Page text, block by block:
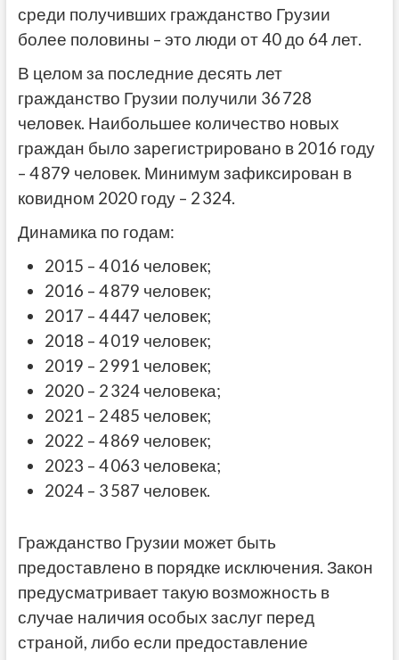
среди получивших гражданство Грузии
более половины – это люди от 40 до 64 лет.
В целом за последние десять лет
гражданство Грузии получили 36 728
человек. Наибольшее количество новых
граждан было зарегистрировано в 2016 году
– 4 879 человек. Минимум зафиксирован в
ковидном 2020 году – 2 324.
Динамика по годам:
2015 – 4 016 человек;
2016 – 4 879 человек;
2017 – 4 447 человек;
2018 – 4 019 человек;
2019 – 2 991 человек;
2020 – 2 324 человека;
2021 – 2 485 человек;
2022 – 4 869 человек;
2023 – 4 063 человека;
2024 – 3 587 человек.
Гражданство Грузии может быть
предоставлено в порядке исключения. Закон
предусматривает такую возможность в
случае наличия особых заслуг перед
страной, либо если предоставление